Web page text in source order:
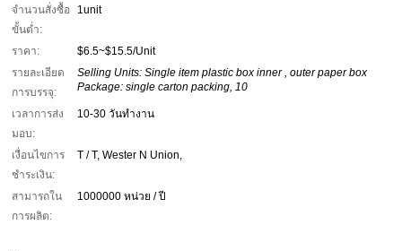
จำนวนสั่งซื้อ
ขั้นต่ำ:
1unit
ราคา:
$6.5~$15.5/Unit
รายละเอียด
การบรรจุ:
Selling Units: Single item plastic box inner , outer paper box
Package: single carton packing, 10
เวลาการส่ง
มอบ:
10-30 วันทำงาน
เงื่อนไขการ
ชำระเงิน:
T / T, Wester N Union,
สามารถใน
การผลิต:
1000000 หน่วย / ปี